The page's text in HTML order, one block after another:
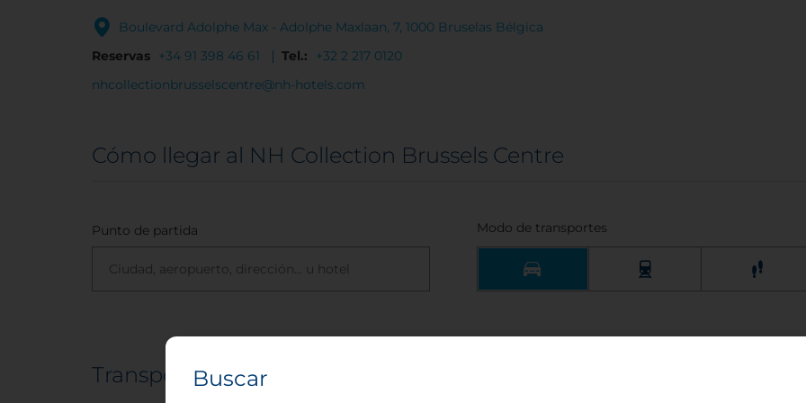
Boulevard Adolphe Max - Adolphe Maxlaan, 7, 1000 Bruselas Bélgica
Reservas +34 91 398 46 61 Tel.:
+32 2 217 0120
nhcollectionbrusselscentre@nh-hotels.com
Cómo llegar al NH Collection Brussels Centre
Punto de partida Modo de transportes
TransportesBuscar